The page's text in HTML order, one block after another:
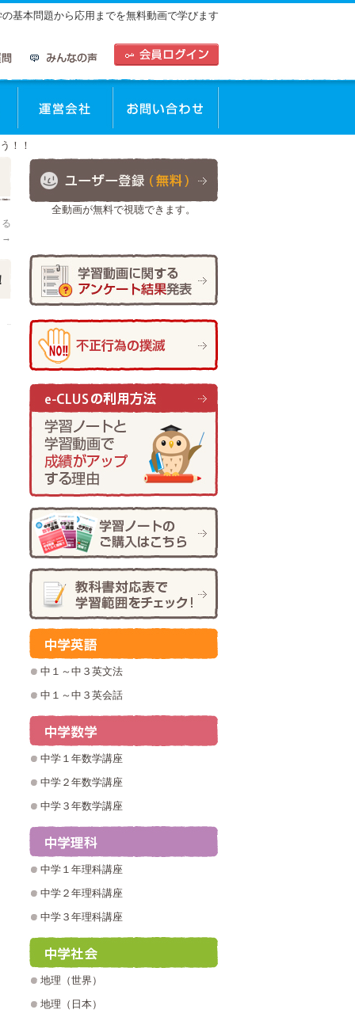
基本問題から応用までを無料動画で学びます
動画を使った学習方法運営会社 お問合せ
！！
→
全動画が無料で視聴できます。
中１～中３英文法
中１～中３英会話
中学１年数学講座
中学２年数学講座
中学３年数学講座
中学１年理科講座
中学２年理科講座
中学３年理科講座
地理（世界）
地理（日本）